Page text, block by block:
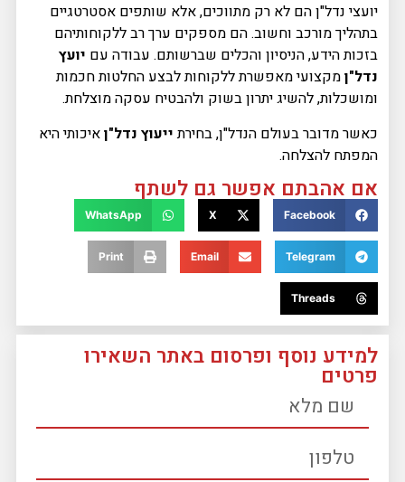
יועצי נדל"ן הם לא רק מתווכים, אלא שותפים אסטרטגיים
בתהליך מורכב וחשוב. הם מספקים ערך רב ללקוחותיהם
בזכות הידע, הניסיון והכלים שברשותם. עבודה עם יועץ
נדל"ןמקצועי מאפשרת ללקוחות לבצע החלטות חכמות
ומושכלות, להשיג יתרון בשוק ולהבטיח עסקה מוצלחת.
כאשר מדובר בעולם הנדל"ן, בחירתייעוץ נדל"ןאיכותי היא
המפתח להצלחה.
אם אהבתם אפשר גם לשתף
Facebook
X
WhatsApp
Telegram
Email
Print
Threads
למידע נוסף ופרסום באתר השאירו
פרטים